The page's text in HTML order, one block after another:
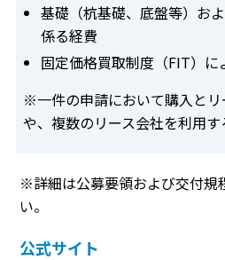
基礎（杭基礎、底盤等）お
係る経費
固定価格買取制度（FIT）
※一件の申請において購入とリ
や、複数のリース会社を利用す
※詳細は公募要領および交付規
い。
公式サイト